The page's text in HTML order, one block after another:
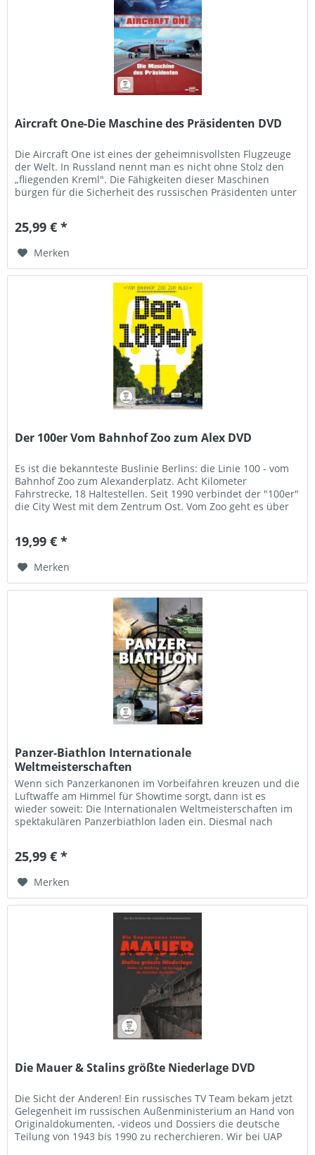
Aircraft One-Die Maschine des Präsidenten DVD
Die Aircraft One ist eines der geheimnisvollsten Flugzeuge
der Welt. In Russland nennt man es nicht ohne Stolz den
„fliegenden Kreml". Die Fähigkeiten dieser Maschinen
bürgen für die Sicherheit des russischen Präsidenten unter
25,99 € *
Merken
Der 100er Vom Bahnhof Zoo zum Alex DVD
Es ist die bekannteste Buslinie Berlins: die Linie 100 - vom
Bahnhof Zoo zum Alexanderplatz. Acht Kilometer
Fahrstrecke, 18 Haltestellen. Seit 1990 verbindet der "100er"
die City West mit dem Zentrum Ost. Vom Zoo geht es über
19,99 € *
Merken
Panzer-Biathlon Internationale
Weltmeisterschaften
Wenn sich Panzerkanonen im Vorbeifahren kreuzen und die
Luftwaffe am Himmel für Showtime sorgt, dann ist es
wieder soweit: Die Internationalen Weltmeisterschaften im
spektakulären Panzerbiathlon laden ein. Diesmal nach
25,99 € *
Merken
Die Mauer & Stalins größte Niederlage DVD
Die Sicht der Anderen! Ein russisches TV Team bekam jetzt
Gelegenheit im russischen Außenministerium an Hand von
Originaldokumenten, -videos und Dossiers die deutsche
Teilung von 1943 bis 1990 zu recherchieren. Wir bei UAP